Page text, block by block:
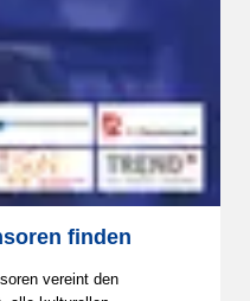
finden
vereint den